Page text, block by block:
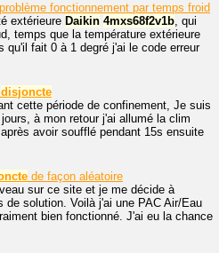
problème fonctionnement par temps froid
extérieure Daikin 4mxs68f2v1b, qui
temps que la température extérieure
qu'il fait 0 à 1 degré j'ai le code erreur
disjoncte
cette période de confinement, Je suis
à mon retour j'ai allumé la clim
avoir soufflé pendant 15s ensuite
de façon aléatoire
sur ce site et je me décide à
de solution. Voilà j'ai une PAC Air/Eau
bien fonctionné. J'ai eu la chance